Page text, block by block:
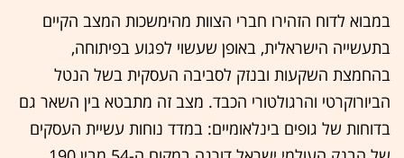
במבוא לדוח הזהירו חברי הצוות מהימשכות המצב הקיים
בתעשייה הישראלית, באופן שעשוי לפגוע בפיתוחה,
בהחמצת השקעות ובנזק לסביבה העסקית בשל הנטל
הביורוקרטי והרגולטורי הכבד. מצב זה מתבטא בין השאר גם
בדוחות של גופים בינלאומיים: במדד נוחות עשיית העסקים